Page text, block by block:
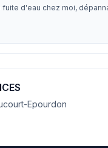
d'eau chez moi,
Epourdon